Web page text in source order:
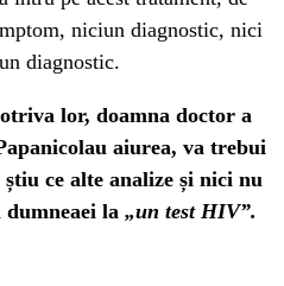
niciun diagnostic, nici
diagnostic.
lor, doamna doctor a
aiurea, va trebui
ce alte analize și nici nu
la „un test HIV”.